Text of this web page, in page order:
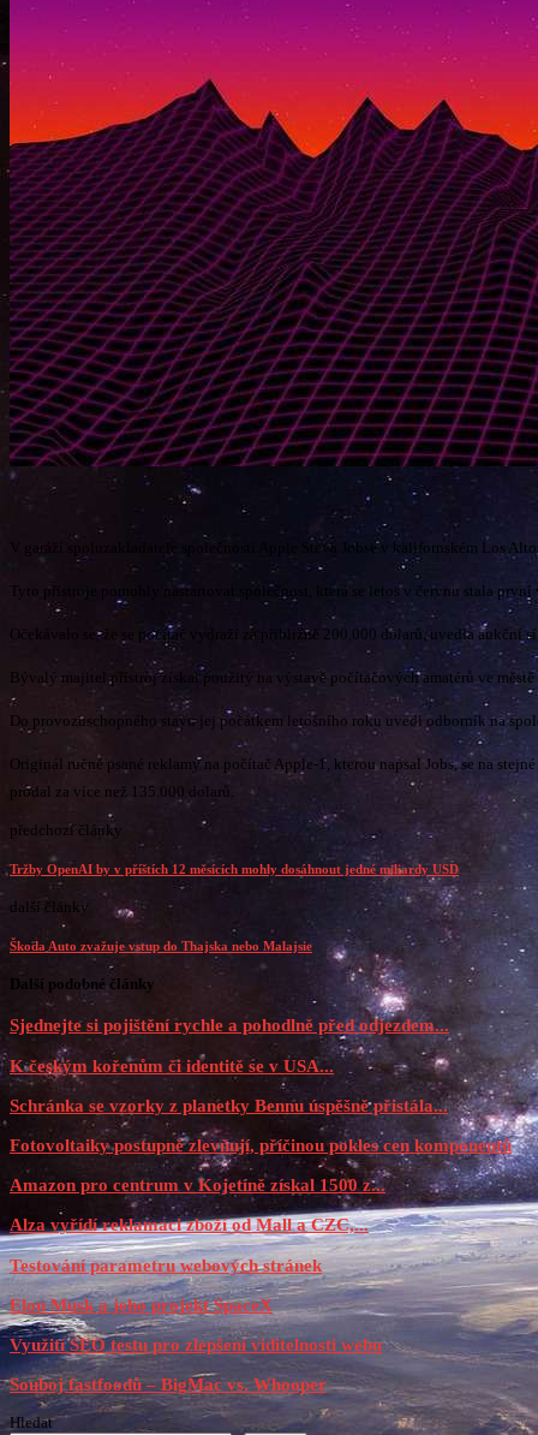
Search
V garáži spoluzakladatele společnosti Apple Steva Jobse v kalifornském Los
Tyto přístroje pomohly nastartovat společnost, která se letos v červnu stala
Očekávalo se, že se počítač vydraží za přibližně 200.000 dolarů, uvedla aukční
Bývalý majitel přístroj získal použitý na výstavě počítačových amatérů ve
Do provozuschopného stavu jej počátkem letošního roku uvedl odborník na
Originál ručně psané reklamy na počítač Apple-1, kterou napsal Jobs, se na
prodal za více než 135.000 dolarů.
předchozí články
Tržby OpenAI by v příštích 12 měsících mohly dosáhnout jedné miliardy USD
další články
Škoda Auto zvažuje vstup do Thajska nebo Malajsie
Další podobné články
Sjednejte si pojištění rychle a pohodlně před odjezdem...
K českým kořenům či identitě se v USA...
Schránka se vzorky z planetky Bennu úspěšně přistála...
Fotovoltaiky postupně zlevňují, příčinou pokles cen komponentů
Amazon pro centrum v Kojetíně získal 1500 z...
Alza vyřídí reklamaci zboží od Mall a CZC,...
Testování parametru webových stránek
Elon Musk a jeho projekt SpaceX
Využití SEO testu pro zlepšení viditelnosti webu
Souboj fastfoodů – BigMac vs. Whooper
Hledat